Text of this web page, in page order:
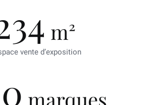
m²
vente d’exposition
marques